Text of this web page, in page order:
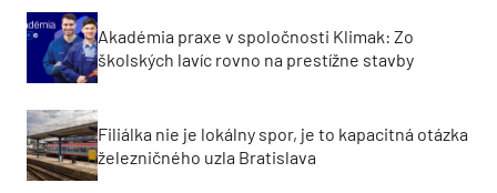
Akadémia praxe v spoločnosti Klimak: Zo
školských lavíc rovno na prestížne stavby
Filiálka nie je lokálny spor, je to kapacitná otázka
železničného uzla Bratislava